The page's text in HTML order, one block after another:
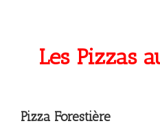
Les Pizzas
Pizza Forestière